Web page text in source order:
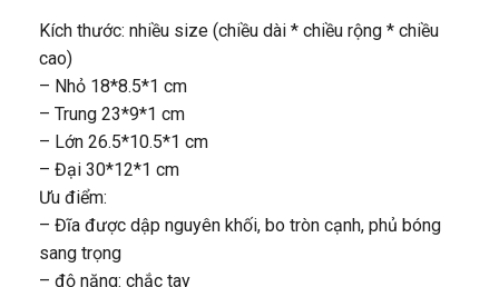
Kích thước: nhiều size (chiều dài * chiều rộng * chiều
cao)
– Nhỏ 18*8.5*1 cm
– Trung 23*9*1 cm
– Lớn 26.5*10.5*1 cm
– Đại 30*12*1 cm
Ưu điểm:
– Đĩa được dập nguyên khối, bo tròn cạnh, phủ bóng
sang trọng
– độ nặng: chắc tay